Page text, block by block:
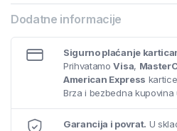
Dodatne informacije
Sigurno plaćanje
PrihvatamoVisa,
American Express
Brza i bezbedna kupovina
Garancija i povrat. U